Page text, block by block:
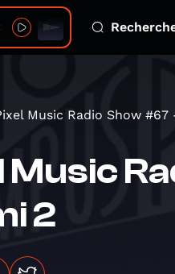
06 - 4 eco emotions
Music Radio Show
Music
2